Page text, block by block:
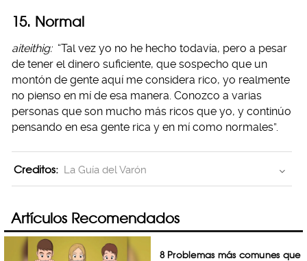
15. Normal
aiteithig: “Tal vez yo no he hecho todavía, pero a pesar
de tener el dinero suficiente, que sospecho que un
montón de gente aquí me considera rico, yo realmente
no pienso en mí de esa manera. Conozco a varias
personas que son mucho más ricos que yo, y continúo
pensando en esa gente rica y en mí como normales”.
Creditos: La Guía del Varón
Artículos Recomendados
8 Problemas más comunes que